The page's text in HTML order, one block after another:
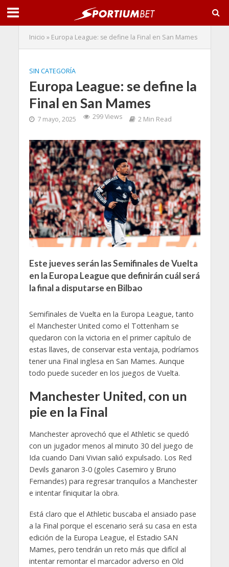
Inicio » Europa League: se define la Final en San Mames
SIN CATEGORÍA
Europa League: se define la
Final en San Mames
7 mayo, 2025 299 Views 2 Min Read
Este jueves serán las Semifinales de Vuelta
en la Europa League que definirán cuál será
la final a disputarse en Bilbao
Semifinales de Vuelta en la Europa League, tanto
el Manchester United como el Tottenham se
quedaron con la victoria en el primer capítulo de
estas llaves, de conservar esta ventaja, podríamos
tener una Final inglesa en San Mames. Aunque
todo puede suceder en los juegos de Vuelta.
Manchester United, con un
pie en la Final
Manchester aprovechó que el Athletic se quedó
con un jugador menos al minuto 30 del juego de
Ida cuando Dani Vivian salió expulsado. Los Red
Devils ganaron 3-0 (goles Casemiro y Bruno
Fernandes) para regresar tranquilos a Manchester
e intentar finiquitar la obra.
Está claro que el Athletic buscaba el ansiado pase
a la Final porque el escenario será su casa en esta
edición de la Europa League, el Estadio SAN
Mames, pero tendrán un reto más que difícil al
intentar remontar el marcador adverso en Old